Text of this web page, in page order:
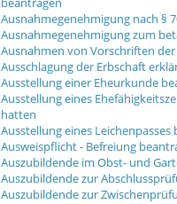
beantragen
Ausnahmegenehmigung nach §
Ausnahmegenehmigung zum
Ausnahmen von Vorschriften
Ausschlagung der Erbschaft
Ausstellung einer Eheurkunde
Ausstellung eines
hatten
Ausstellung eines Leichenpasses
Ausweispflicht - Befreiung
Auszubildende im Obst- und
Auszubildende zur
Auszubildende zur